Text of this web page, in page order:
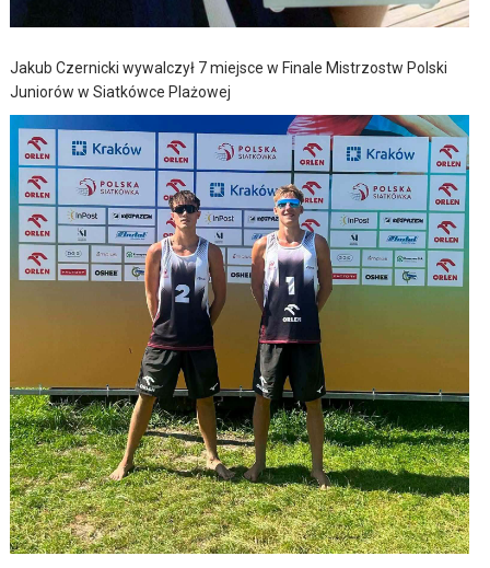
Jakub Czernicki wywalczył 7 miejsce w Finale Mistrzostw Polski
Juniorów w Siatkówce Plażowej